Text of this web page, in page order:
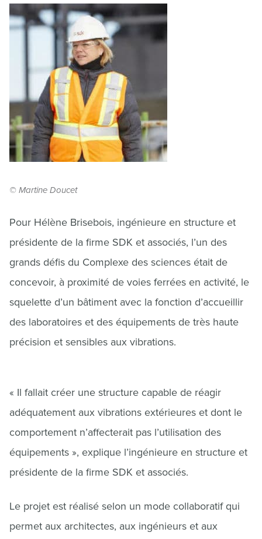
© Martine Doucet
Pour Hélène Brisebois, ingénieure en structure et
présidente de la firme SDK et associés, l’un des
grands défis du Complexe des sciences était de
concevoir, à proximité de voies ferrées en activité, le
squelette d’un bâtiment avec la fonction d’accueillir
des laboratoires et des équipements de très haute
précision et sensibles aux vibrations.
« Il fallait créer une structure capable de réagir
adéquatement aux vibrations extérieures et dont le
comportement n’affecterait pas l’utilisation des
équipements », explique l’ingénieure en structure et
présidente de la firme SDK et associés.
Le projet est réalisé selon un mode collaboratif qui
permet aux architectes, aux ingénieurs et aux